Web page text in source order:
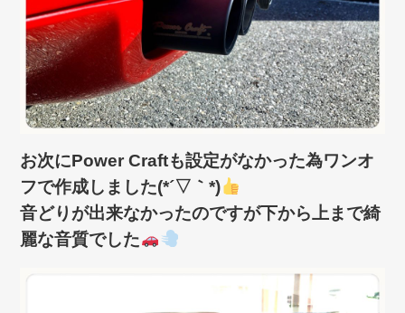
お次にPower Craftも設定がなかった為ワンオ
フで作成しました(*´▽｀*)
音どりが出来なかったのですが下から上まで綺
麗な音質でした